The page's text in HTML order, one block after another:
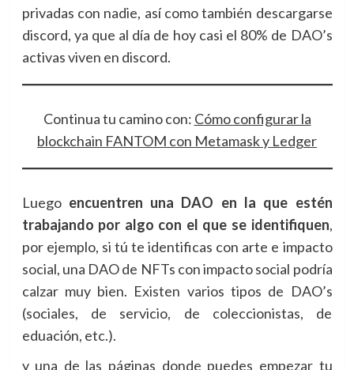
privadas con nadie, así como también descargarse
discord, ya que al día de hoy casi el 80% de DAO’s
activas viven en discord.
Continua tu camino con: Cómo configurar la
blockchain FANTOM con Metamask y Ledger
Luego encuentren una DAO en la que estén
trabajando por algo con el que se identifiquen,
por ejemplo, si tú te identificas con arte e impacto
social, una DAO de NFTs con impacto social podría
calzar muy bien. Existen varios tipos de DAO’s
(sociales, de servicio, de coleccionistas, de
eduación, etc.).
y una de las páginas donde puedes empezar tu